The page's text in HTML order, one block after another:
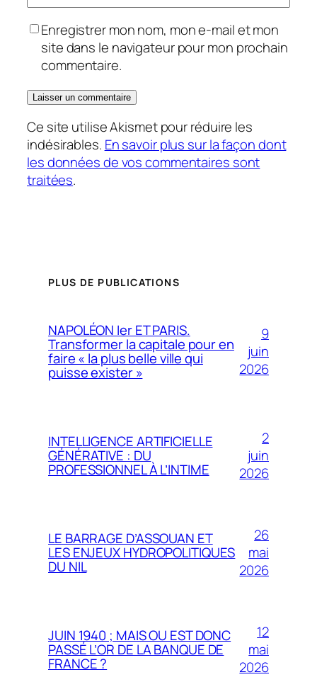
Enregistrer mon nom, mon e-mail et mon
site dans le navigateur pour mon prochain
commentaire.
Ce site utilise Akismet pour réduire les
indésirables. En savoir plus sur la façon dont
les données de vos commentaires sont
traitées.
PLUS DE PUBLICATIONS
NAPOLÉON Ier ET PARIS.
Transformer la capitale pour en
faire « la plus belle ville qui
puisse exister »
9
juin
2026
INTELLIGENCE ARTIFICIELLE
GÉNÉRATIVE : DU
PROFESSIONNEL À L’INTIME
2
juin
2026
LE BARRAGE D’ASSOUAN ET
LES ENJEUX HYDROPOLITIQUES
DU NIL
26
mai
2026
JUIN 1940 ; MAIS OU EST DONC
PASSÉ L’OR DE LA BANQUE DE
FRANCE ?
12
mai
2026